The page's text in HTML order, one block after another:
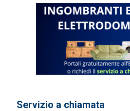
Servizio a chiamata